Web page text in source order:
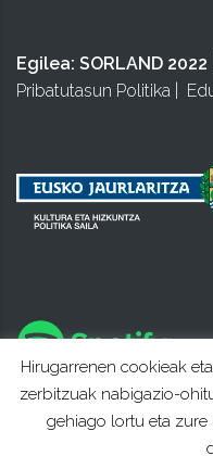
Egilea: SORLAND 2022
Pribatutasun Politika
Hirugarrenen cookieak
zerbitzuak nabigazio-
gehiago lortu eta